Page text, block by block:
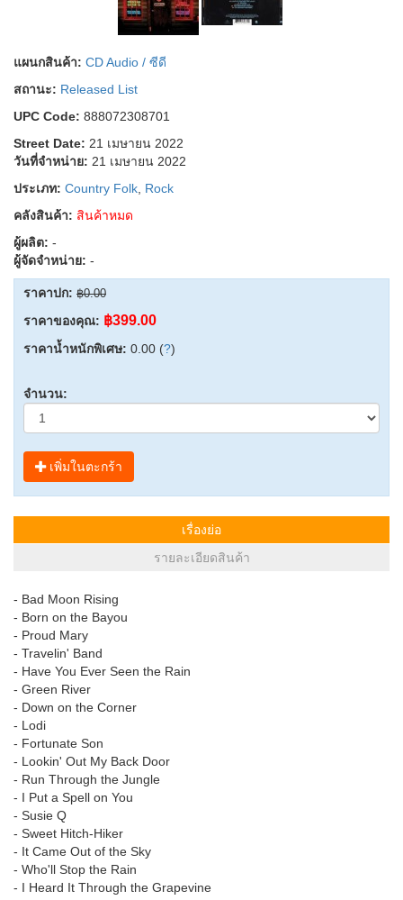
แผนกสินค้า: CD Audio / ซีดี
สถานะ: Released List
UPC Code: 888072308701
Street Date: 21 เมษายน 2022
วันที่จำหน่าย: 21 เมษายน 2022
ประเภท: Country Folk Rock
คลังสินค้า: สินค้าหมด
ผู้ผลิต: -
ผู้จัดจำหน่าย: -
ราคาปก: ฿0.00
ราคาของคุณ: ฿399.00
ราคาน้ำหนักพิเศษ: 0.00 (?)
จำนวน:
เพิ่มในตะกร้า
เรื่องย่อ
รายละเอียดสินค้า
- Bad Moon Rising
- Born on the Bayou
- Proud Mary
- Travelin' Band
- Have You Ever Seen the Rain
- Green River
- Down on the Corner
- Lodi
- Fortunate Son
- Lookin' Out My Back Door
- Run Through the Jungle
- I Put a Spell on You
- Susie Q
- Sweet Hitch-Hiker
- It Came Out of the Sky
- Who'll Stop the Rain
- I Heard It Through the Grapevine